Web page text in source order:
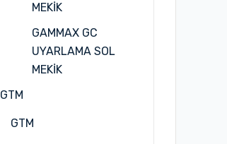
MEKİK
GAMMAX GC
UYARLAMA SOL
MEKİK
GTM
GTM